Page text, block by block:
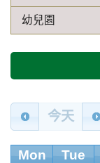
幼兒園
今天
Mon Tue